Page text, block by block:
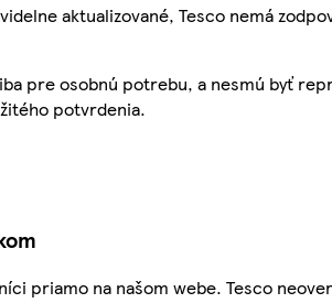
aktualizované, Tesco nemá
pre osobnú potrebu, a nesmú byť
potvrdenia.
priamo na našom webe. Tesco